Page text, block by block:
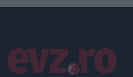
Linkuri utile